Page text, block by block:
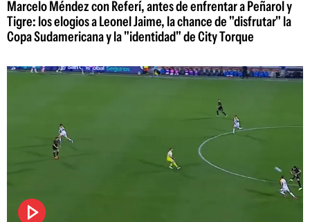
Marcelo Méndez con Referí, antes de enfrentar a Peñarol y
Tigre: los elogios a Leonel Jaime, la chance de "disfrutar" la
Copa Sudamericana y la "identidad" de City Torque